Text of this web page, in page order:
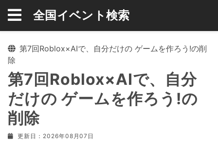
全国イベント検索
第7回Roblox×AIで、自分だけの ゲームを作ろう!の削
除
第7回Roblox×AIで、自分
だけの ゲームを作ろう!の
削除
更新日：2026年08月07日